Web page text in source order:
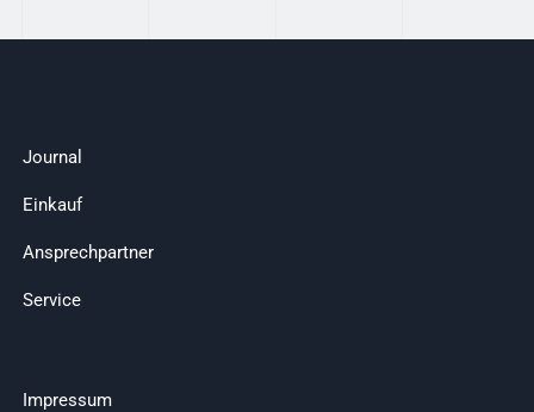
Journal
Einkauf
Ansprechpartner
Service
Impressum